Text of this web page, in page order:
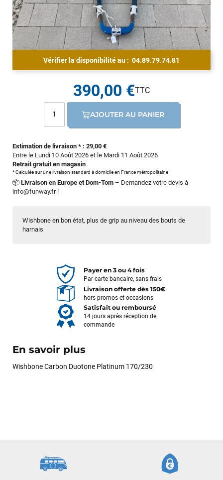
Wishbone en bon état, plus de grip au niveau des bouts de
harnais
Vérifier la disponibilité au : 04.89.79.74.81
Estimation de livraison * : 29,00 €
Entre le Lundi 10 Août 2026 et le Mardi 11 Août 2026
Retrait gratuit en magasin
* Calculée sur une livraison standard à domicile en France métropolitaine
📦 Livraison en Europe et Dom-Tom – Demandez votre devis à
info@funway.fr!
390,00 €
AJOUTER AU PANIER
Payer en 3 ou 4 fois
Par carte bancaire, sans frais
Livraison offerte dès 150€
hors promos et occasions
Satisfait ou remboursé
14 jours après réception de
commande
En savoir plus
Wishbone Carbon Duotone Platinum 170/230
le lendemain, et j’ai bien reçu tout le matériel dans un colis
propre et soigné. Plus qu’à tester ça sur l’eau ! Je